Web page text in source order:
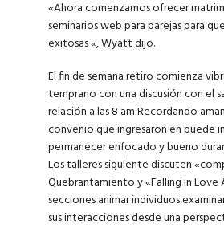
«Ahora comenzamos ofrecer
seminarios web para parejas para
exitosas «, Wyatt dijo.
El fin de semana retiro comienza
temprano con una discusión con el
relación a las 8 am Recordando
convenio que ingresaron en puede
permanecer enfocado y bueno
Los talleres siguiente discuten
Quebrantamiento y «Falling in Love
secciones animar individuos
sus interacciones desde una